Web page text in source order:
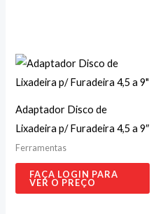
Adaptador Disco de
Lixadeira p/ Furadeira 4,5 a 9″
Ferramentas
FAÇA LOGIN PARA
VER O PREÇO